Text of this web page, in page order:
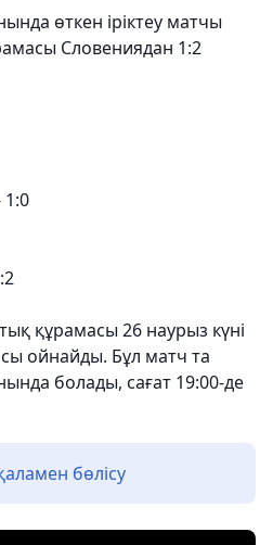
өткен іріктеу матчы
Словениядан 1:2
құрамасы 26 наурыз күні
ойнайды. Бұл матч та
болады, сағат 19:00-де
бөлісу